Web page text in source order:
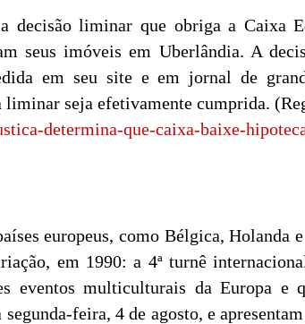
decisão liminar que obriga a Caixa
seus imóveis em Uberlândia. A
em seu site e em jornal de
liminar seja efetivamente cumprida.
determina-que-caixa-baixe-
europeus, como Bélgica,
em 1990: a 4ª turnê
eventos multiculturais da Europa e
feira, 4 de agosto, e